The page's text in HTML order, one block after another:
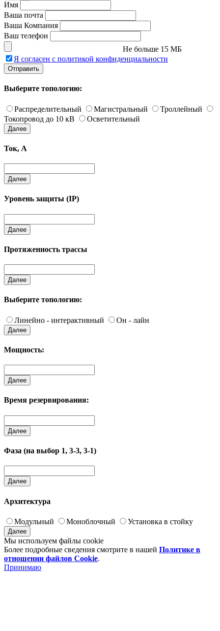
Имя
Ваша почта
Ваша Компания
Ваш телефон
Не больше 15 МБ
Я согласен с политикой конфиденциальности
Отправить
Выберите топологию:
Распределительный Магистральный
Троллейный
Токопровод до 10 кВ
Осветительный
Далее
Ток, А
Далее
Уровень защиты (IP)
Далее
Протяженность трассы
Далее
Выберите топологию:
Линейно - интерактивный Он - лайн
Далее
Мощность:
Далее
Время резервирования:
Далее
Фаза (на выбор 1, 3-3, 3-1)
Далее
Архитектура
Модульный Моноблочный Установка в стойку
Далее
Мы используем файлы cookie
Более подробные сведения смотрите в нашей Политике в
отношении файлов Cookie.
Принимаю